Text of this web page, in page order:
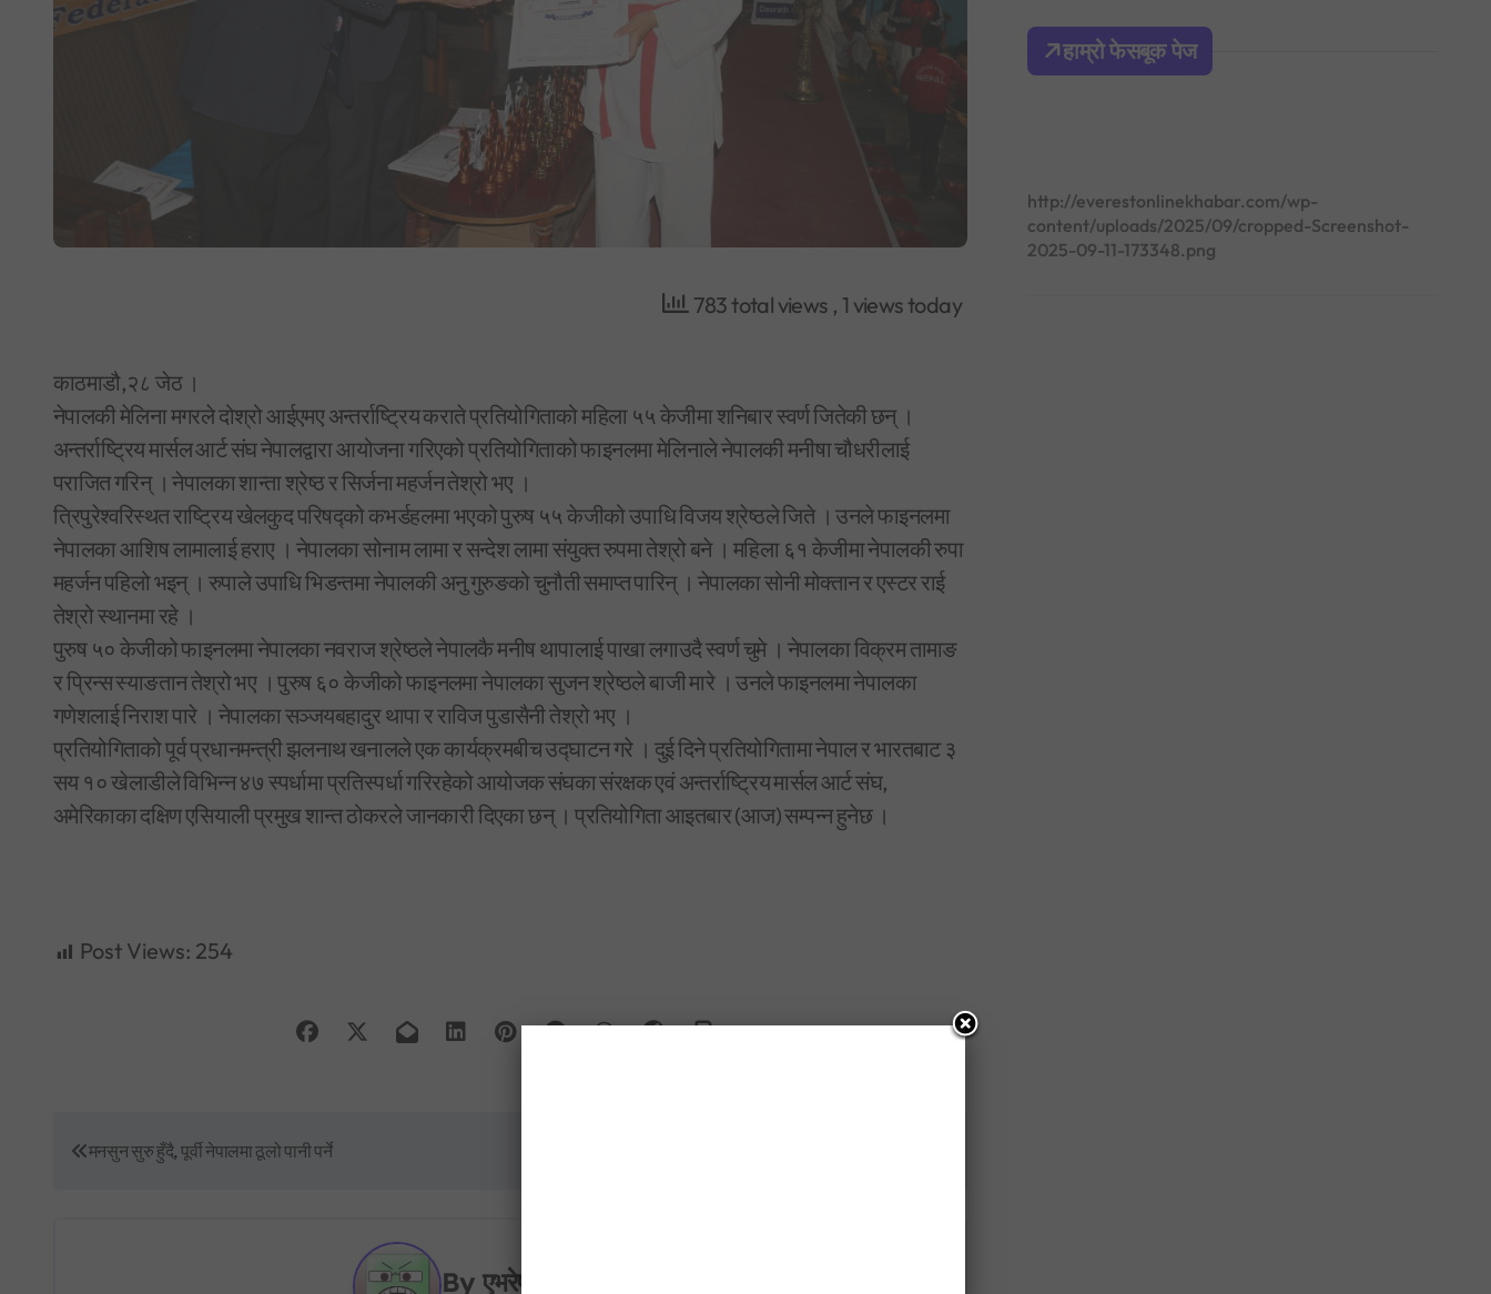
783 total views , 1 views today
काठमाडौ,२८ जेठ ।
नेपालकी मेलिना मगरले दोश्रो आईएमए अन्तर्राष्ट्रिय कराते प्रतियोगिताको महिला ५५ केजीमा शनिबार स्वर्ण जितेकी छन् ।
अन्तर्राष्ट्रिय मार्सल आर्ट संघ नेपालद्वारा आयोजना गरिएको प्रतियोगिताको फाइनलमा मेलिनाले नेपालकी मनीषा चौधरीलाई
पराजित गरिन् । नेपालका शान्ता श्रेष्ठ र सिर्जना महर्जन तेश्रो भए ।
त्रिपुरेश्वरिस्थत राष्ट्रिय खेलकुद परिषद्को कभर्डहलमा भएको पुरुष ५५ केजीको उपाधि विजय श्रेष्ठले जिते । उनले फाइनलमा
नेपालका आशिष लामालाई हराए । नेपालका सोनाम लामा र सन्देश लामा संयुक्त रुपमा तेश्रो बने । महिला ६१ केजीमा नेपालकी रुपा
महर्जन पहिलो भइन् । रुपाले उपाधि भिडन्तमा नेपालकी अनु गुरुङको चुनौती समाप्त पारिन् । नेपालका सोनी मोक्तान र एस्टर राई
तेश्रो स्थानमा रहे ।
पुरुष ५० केजीको फाइनलमा नेपालका नवराज श्रेष्ठले नेपालकै मनीष थापालाई पाखा लगाउदै स्वर्ण चुमे । नेपालका विक्रम तामाङ
र प्रिन्स स्याङतान तेश्रो भए । पुरुष ६० केजीको फाइनलमा नेपालका सुजन श्रेष्ठले बाजी मारे । उनले फाइनलमा नेपालका
गणेशलाई निराश पारे । नेपालका सञ्जयबहादुर थापा र राविज पुडासैनी तेश्रो भए ।
प्रतियोगिताको पूर्व प्रधानमन्त्री झलनाथ खनालले एक कार्यक्रमबीच उद्घाटन गरे । दुई दिने प्रतियोगितामा नेपाल र भारतबाट ३
सय १० खेलाडीले विभिन्न ४७ स्पर्धामा प्रतिस्पर्धा गरिरहेको आयोजक संघका संरक्षक एवं अन्तर्राष्ट्रिय मार्सल आर्ट संघ,
अमेरिकाका दक्षिण एसियाली प्रमुख शान्त ठोकरले जानकारी दिएका छन् । प्रतियोगिता आइतबार (आज) सम्पन्न हुनेछ ।
Post Views: 254
मनसुन सुरु हुँदै, पूर्वी नेपालमा ठूलो पानी पर्ने
By एभरेष्ट अन्लाईन खबर
h
o
हाम्रो फेसबूक पेज
http://everestonlinekhabar.com/wp-
content/uploads/2025/09/cropped-Screenshot-
2025-09-11-173348.png